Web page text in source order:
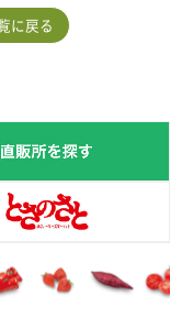
に戻る